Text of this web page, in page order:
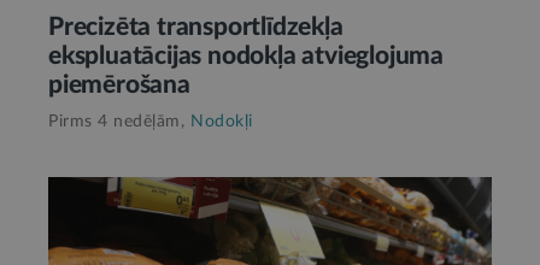
Precizēta transportlīdzekļa
ekspluatācijas nodokļa atvieglojuma
piemērošana
Pirms 4 nedēļām, Nodokļi